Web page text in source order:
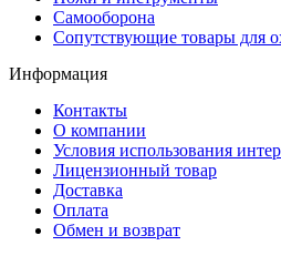
Самооборона
Сопутствующие товары для
Информация
Контакты
О компании
Условия использования
Лицензионный товар
Доставка
Оплата
Обмен и возврат